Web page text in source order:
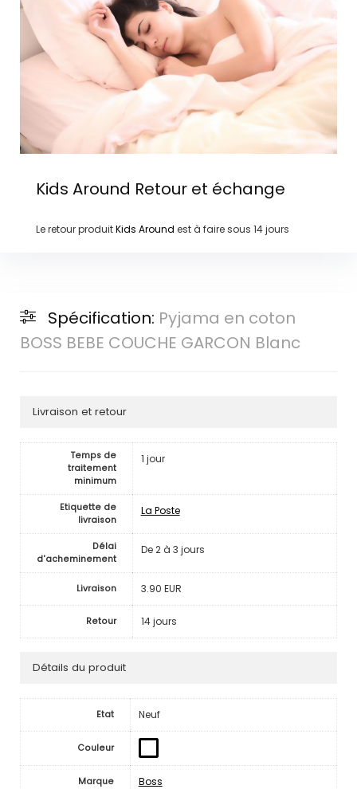
Kids Around Retour et échange
Le retour produitKids Around est à faire sous 14 jours
Spécification: Pyjama en coton
BOSS BEBE COUCHE GARCON Blanc
Livraison et retour
Temps de
traitement
minimum
1 jour
Etiquette de
livraison
La Poste
Délai
d'acheminement
De 2 à 3 jours
Livraison 3.90 EUR
Retour 14 jours
Détails du produit
Etat Neuf
Couleur
Marque Boss